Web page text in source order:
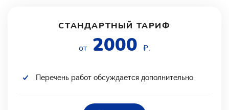
СТАНДАРТНЫЙ ТАРИФ
от 2000 ₽.
Перечень работ обсуждается дополнительно